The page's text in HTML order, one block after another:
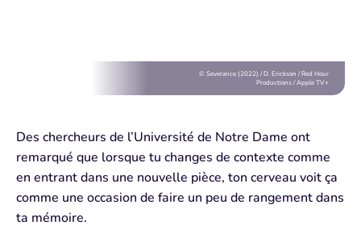
© Severance (2022) / D. Erickson / Red Hour
Productions / Apple TV+
Des chercheurs de l’Université de Notre Dame ont
remarqué que lorsque tu changes de contexte comme
en entrant dans une nouvelle pièce, ton cerveau voit ça
comme une occasion de faire un peu de rangementdans
ta mémoire.